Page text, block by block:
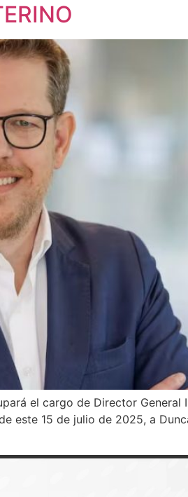
el cargo de Director General
este 15 de julio de 2025, a